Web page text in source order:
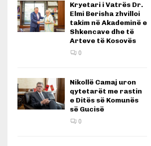
Kryetari i Vatrës Dr.
Elmi Berisha zhvilloi
takim në Akademinë e
Shkencave dhe të
Arteve të Kosovës
0
Nikollë Camaj uron
qytetarët me rastin
e Ditës së Komunës
së Gucisë
0